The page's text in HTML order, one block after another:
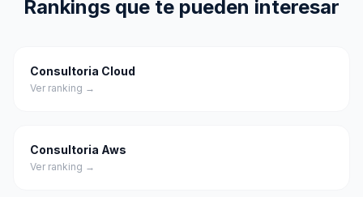
Rankings que te pueden interesar
Consultoria Cloud
Ver ranking →
Consultoria Aws
Ver ranking →